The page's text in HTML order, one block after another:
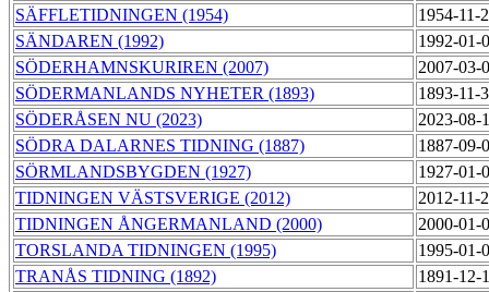
SÄFFLETIDNINGEN (1954)
1954-11-
SÄNDAREN (1992)
1992-01-
SÖDERHAMNSKURIREN (2007)
2007-03-
SÖDERMANLANDS NYHETER (1893)
1893-11-
SÖDERÅSEN NU (2023)
2023-08-
SÖDRA DALARNES TIDNING (1887)
1887-09-
SÖRMLANDSBYGDEN (1927)
1927-01-
TIDNINGEN VÄSTSVERIGE (2012)
2012-11-
TIDNINGEN ÅNGERMANLAND (2000)
2000-01-
TORSLANDA TIDNINGEN (1995)
1995-01-
TRANÅS TIDNING (1892)
1891-12-